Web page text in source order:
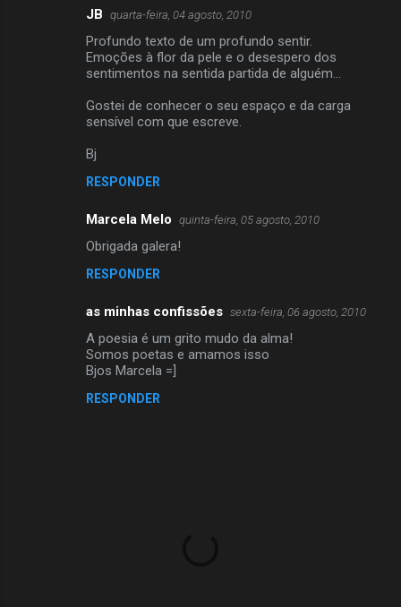
JB quarta-feira, 04 agosto, 2010
Profundo texto de um profundo sentir.
Emoções à flor da pele e o desespero dos
sentimentos na sentida partida de alguém...
Gostei de conhecer o seu espaço e da carga
sensível com que escreve.
Bj
RESPONDER
Marcela Melo quinta-feira, 05 agosto, 2010
Obrigada galera!
RESPONDER
as minhas confissões sexta-feira, 06 agosto, 2010
A poesia é um grito mudo da alma!
Somos poetas e amamos isso
Bjos Marcela =]
RESPONDER